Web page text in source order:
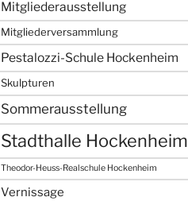
Mitgliederausstellung
Mitgliederversammlung
Pestalozzi-Schule Hockenheim
Skulpturen
Sommerausstellung
Stadthalle Hockenheim
Theodor-Heuss-Realschule Hockenheim
Vernissage